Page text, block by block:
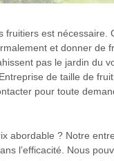
est nécessaire.
et donner de
pas le jardin du
de taille de
pour toute
abordable ? Notre
l’efficacité. Nous